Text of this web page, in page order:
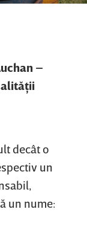
–
decât o
un
un nume: